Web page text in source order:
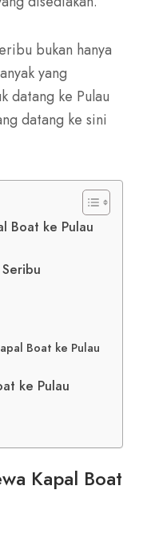
bukan hanya
yang
datang ke Pulau
datang ke sini
Boat ke Pulau
Boat ke Pulau
ke Pulau
Kapal Boat